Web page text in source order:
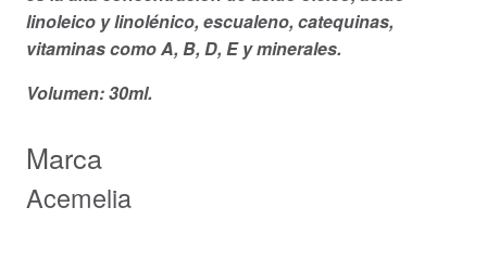
linoleico y linolénico, escualeno, catequinas,
vitaminas como A, B, D, E y minerales.
Volumen: 30ml.
Marca
Acemelia